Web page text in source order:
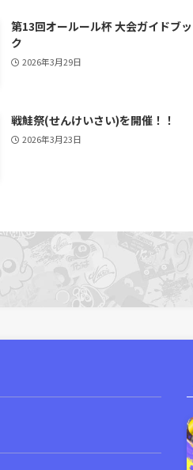
第13回オールール杯 大会ガイドブッ
ク
2026年3月29日
戦鮭祭(せんけいさい)を開催！！
2026年3月23日